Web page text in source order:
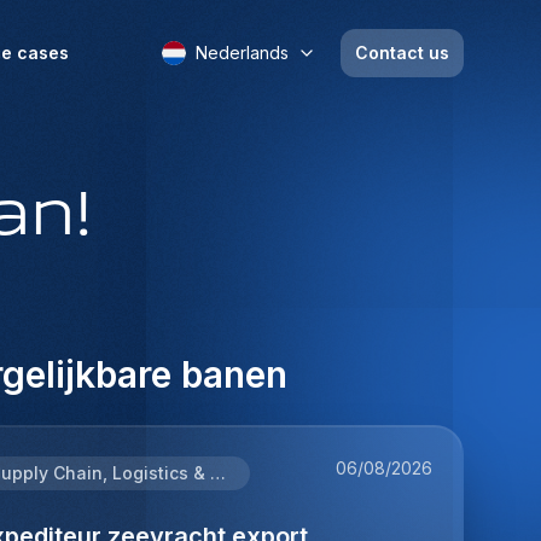
cases Nederlands Contact us
banen
Supply Chain, Logistics & Procurement 06/08/2026